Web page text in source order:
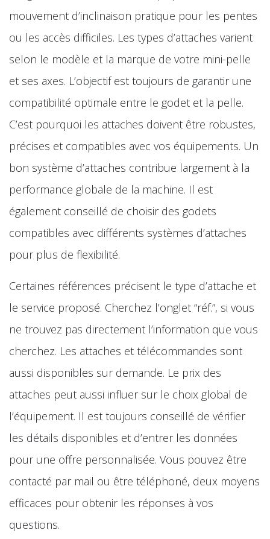
mouvement d’inclinaison pratique pour les pentes
ou les accès difficiles. Les types d’attaches varient
selon le modèle et la marque de votre mini-pelle
et ses axes. L’objectif est toujours de garantir une
compatibilité optimale entre le godet et la pelle.
C’est pourquoi les attaches doivent être robustes,
précises et compatibles avec vos équipements. Un
bon système d’attaches contribue largement à la
performance globale de la machine. Il est
également conseillé de choisir des godets
compatibles avec différents systèmes d’attaches
pour plus de flexibilité.
Certaines références précisent le type d’attache et
le service proposé. Cherchez l’onglet “réf.”, si vous
ne trouvez pas directement l’information que vous
cherchez. Les attaches et télécommandes sont
aussi disponibles sur demande. Le prix des
attaches peut aussi influer sur le choix global de
l’équipement. Il est toujours conseillé de vérifier
les détails disponibles et d’entrer les données
pour une offre personnalisée. Vous pouvez être
contacté par mail ou être téléphoné, deux moyens
efficaces pour obtenir les réponses à vos
questions.